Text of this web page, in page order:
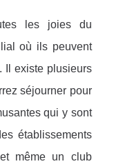
les joies du
où ils peuvent
Il existe plusieurs
séjourner pour
qui y sont
établissements
même un club